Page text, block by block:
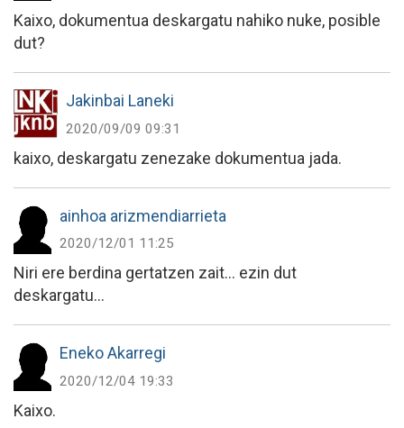
Kaixo, dokumentua deskargatu nahiko nuke, posible
dut?
Jakinbai Laneki
2020/09/09 09:31
kaixo, deskargatu zenezake dokumentua jada.
ainhoa arizmendiarrieta
2020/12/01 11:25
Niri ere berdina gertatzen zait... ezin dut
deskargatu...
Eneko Akarregi
2020/12/04 19:33
Kaixo.